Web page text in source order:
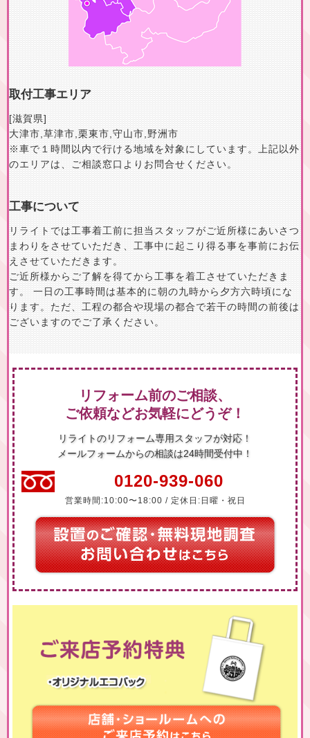
取付工事エリア
[滋賀県]
大津市,草津市,栗東市,守山市,野洲市
※車で１時間以内で行ける地域を対象にしています。上記以外
のエリアは、ご相談窓口よりお問合せください。
工事について
リライトでは工事着工前に担当スタッフがご近所様にあいさつ
まわりをさせていただき、工事中に起こり得る事を事前にお伝
えさせていただきます。
ご近所様からご了解を得てから工事を着工させていただきま
す。 一日の工事時間は基本的に朝の九時から夕方六時頃にな
ります。ただ、工程の都合や現場の都合で若干の時間の前後は
ございますのでご了承ください。
リフォーム前のご相談、
ご依頼などお気軽にどうぞ！
リライトのリフォーム専用スタッフが対応！
メールフォームからの相談は24時間受付中！
0120-939-060
営業時間:10:00〜18:00 / 定休日:日曜・祝日